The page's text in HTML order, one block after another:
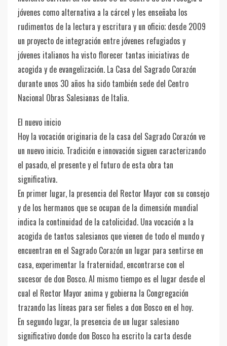
jóvenes como alternativa a la cárcel y les enseñaba los
rudimentos de la lectura y escritura y un oficio; desde 2009
un proyecto de integración entre jóvenes refugiados y
jóvenes italianos ha visto florecer tantas iniciativas de
acogida y de evangelización. La Casa del Sagrado Corazón
durante unos 30 años ha sido también sede del Centro
Nacional Obras Salesianas de Italia.
El nuevo inicio
Hoy la vocación originaria de la casa del Sagrado Corazón ve
un nuevo inicio. Tradición e innovación siguen caracterizando
el pasado, el presente y el futuro de esta obra tan
significativa.
En primer lugar, la presencia del Rector Mayor con su consejo
y de los hermanos que se ocupan de la dimensión mundial
indica la continuidad de la catolicidad. Una vocación a la
acogida de tantos salesianos que vienen de todo el mundo y
encuentran en el Sagrado Corazón un lugar para sentirse en
casa, experimentar la fraternidad, encontrarse con el
sucesor de don Bosco. Al mismo tiempo es el lugar desde el
cual el Rector Mayor anima y gobierna la Congregación
trazando las líneas para ser fieles a don Bosco en el hoy.
En segundo lugar, la presencia de un lugar salesiano
significativo donde don Bosco ha escrito la carta desde